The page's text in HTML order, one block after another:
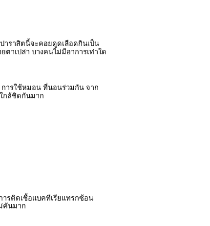
ปาราสิตนี้จะคอยดูดเลือดกินเป็น
าเปล่า บางคนไม่มีอาการเท่าใด
ารใช้หมอน ที่นอนร่วมกัน จาก
กล้ชิดกันมาก
ารติดเชื้อแบคทีเรียแทรกซ้อน
คันมาก